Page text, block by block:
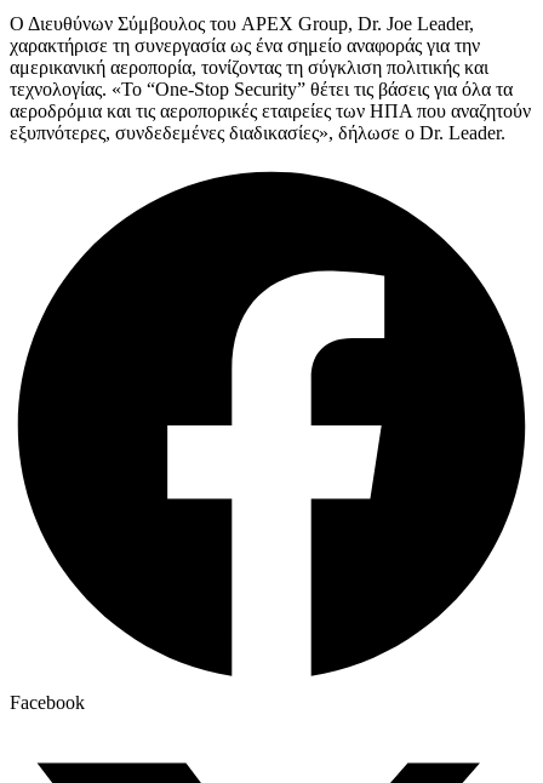
Ο Διευθύνων Σύμβουλος του APEX Group, Dr. Joe Leader,
χαρακτήρισε τη συνεργασία ως ένα σημείο αναφοράς για την
αμερικανική αεροπορία, τονίζοντας τη σύγκλιση πολιτικής και
τεχνολογίας. «Το “One-Stop Security” θέτει τις βάσεις για όλα τα
αεροδρόμια και τις αεροπορικές εταιρείες των ΗΠΑ που αναζητούν
εξυπνότερες, συνδεδεμένες διαδικασίες», δήλωσε ο Dr. Leader.
Facebook